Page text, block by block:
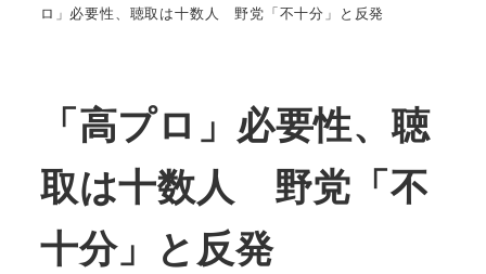
ロ」必要性、聴取は十数人 野党「不十分」と反発
「高プロ」必要性、聴
取は十数人 野党「不
十分」と反発